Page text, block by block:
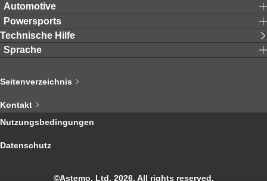
Automotive
Powersports
Technische Hilfe
Sprache
Seitenverzeichnis
Kontakt
Nutzungsbedingungen
Datenschutz
©Astemo, Ltd. 2026. All rights reserved.